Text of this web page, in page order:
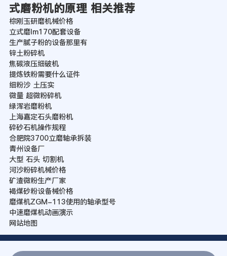
式磨粉机的原理 相关推荐
棕刚玉研磨机械价格
立式磨lm170配套设备
生产腻子粉的设备那里有
锌土粉碎机
焦碳液压细破机
提炼铁粉需要什么证件
细粉沙 土压实
微量 超微粉碎机
绿浑岩磨粉机
上海嘉定石头磨粉机
碎砂石机操作规程
合肥院3700立磨轴承拆装
青州设备厂
大型 石头 切割机
河沙粉碎机械价格
矿渣微粉生产厂家
褐煤砂粉设备械价格
磨煤机ZGM-113使用的轴承型号
中速磨煤机动画演示
网站地图